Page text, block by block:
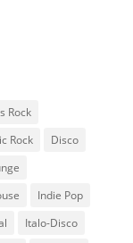
Rock
Rock
Disco
Indie Pop
Italo-Disco